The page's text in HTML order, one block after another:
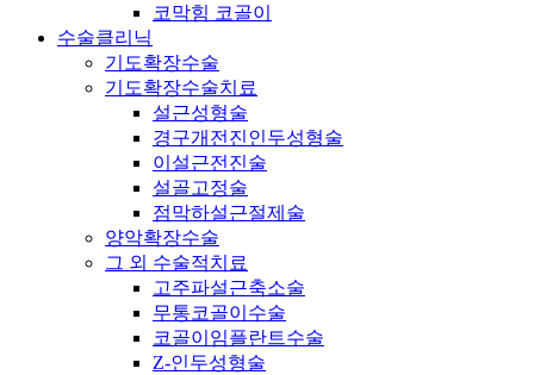
코막힘 코골이
수술클리닉
기도확장수술
기도확장수술치료
설근성형술
경구개전진인두성형술
이설근전진술
설골고정술
점막하설근절제술
양악확장수술
그 외 수술적치료
고주파설근축소술
무통코골이수술
코골이임플란트수술
Z-인두성형술